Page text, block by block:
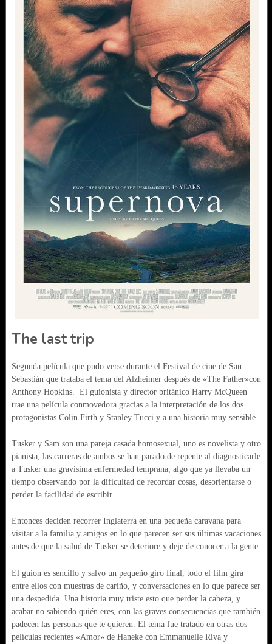
The last trip
Segunda película que pudo verse durante el Festival de cine de San
Sebastián que trataba el tema del Alzheimer después de «The Father»con
Anthony Hopkins. El guionista y director británico Harry McQueen
trae una película conmovedora gracias a la interpretación de los dos
protagonistas Colin Firth y Stanley Tucci y a una historia muy sensible.
Tusker y Sam son una pareja casada homosexual, uno es novelista y otro
pianista, las carreras de ambos se han parado de repente al diagnosticarle
a Tusker una gravísima enfermedad temprana, algo que ya llevaba un
tiempo observando por la dificultad de recordar cosas, desorientarse o
perder la facilidad de escribir.
Entonces deciden recorrer Inglaterra en una pequeña caravana para
visitar a la familia y amigos en lo que parecen ser sus últimas vacaciones
antes de que la salud de Tusker se deteriore y deje de conocer a la gente.
El guion es sencillo y salvo un pequeño giro final, todo el film gira
entre ellos con muestras de cariño, y conversaciones en lo que parece ser
una despedida. Una historia muy triste esto que perder la cabeza, y
acabar no sabiendo quién eres, con las graves consecuencias que también
padecen las personas que te quieren. El tema fue tratado en otras dos
películas recientes «Amor» de Haneke con Emmanuelle Riva y